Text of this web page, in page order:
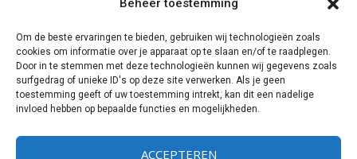
Beheer toestemming
Om de beste ervaringen te bieden, gebruiken wij technologieën zoals
cookies om informatie over je apparaat op te slaan en/of te raadplegen.
Door in te stemmen met deze technologieën kunnen wij gegevens zoals
surfgedrag of unieke ID's op deze site verwerken. Als je geen
toestemming geeft of uw toestemming intrekt, kan dit een nadelige
invloed hebben op bepaalde functies en mogelijkheden.
ACCEPTEREN
De “Vrienden van” registratie verloopt via het invullen en opsturen van
het aanmeldingsformulier. De door u ingevulde gegevens worden
door de penningmeester van de stichting Vrienden van Kiboe-hoeve
beheerd en geregistreerd in een Excelprogramma. De bestuursleden
van deze stichting hebben als enige partijen inzicht in deze
gegevens. Als u aangeeftgeenVriend meer te willen zijn worden uw
gegevens gearchiveerd en zal er geen contact meer met u